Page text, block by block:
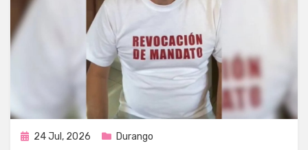
Publicada
24 Jul, 2026 Durango